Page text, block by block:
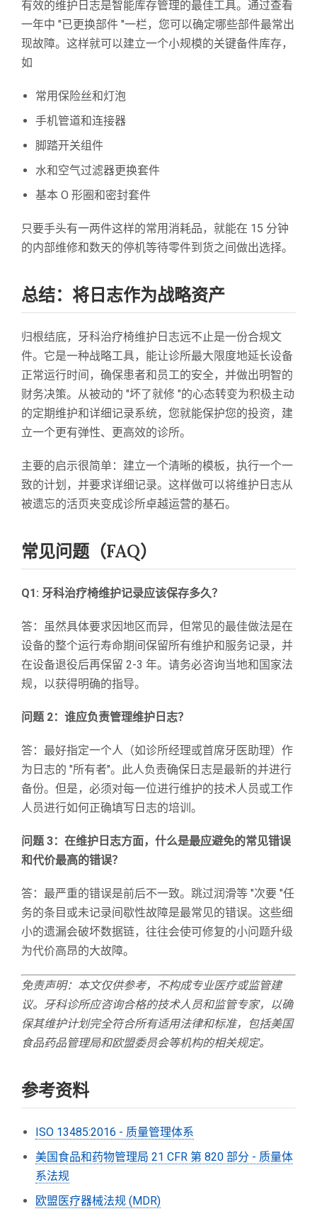
有效的维护日志是智能库存管理的最佳工具。通过查看
一年中 "已更换部件 "一栏，您可以确定哪些部件最常出
现故障。这样就可以建立一个小规模的关键备件库存，
如
常用保险丝和灯泡
手机管道和连接器
脚踏开关组件
水和空气过滤器更换套件
基本 O 形圈和密封套件
只要手头有一两件这样的常用消耗品，就能在 15 分钟
的内部维修和数天的停机等待零件到货之间做出选择。
总结：将日志作为战略资产
归根结底，牙科治疗椅维护日志远不止是一份合规文
件。它是一种战略工具，能让诊所最大限度地延长设备
正常运行时间，确保患者和员工的安全，并做出明智的
财务决策。从被动的 "坏了就修 "的心态转变为积极主动
的定期维护和详细记录系统，您就能保护您的投资，建
立一个更有弹性、更高效的诊所。
主要的启示很简单：建立一个清晰的模板，执行一个一
致的计划，并要求详细记录。这样做可以将维护日志从
被遗忘的活页夹变成诊所卓越运营的基石。
常见问题（FAQ）
Q1: 牙科治疗椅维护记录应该保存多久？
答：虽然具体要求因地区而异，但常见的最佳做法是在
设备的整个运行寿命期间保留所有维护和服务记录，并
在设备退役后再保留 2-3 年。请务必咨询当地和国家法
规，以获得明确的指导。
问题 2：谁应负责管理维护日志？
答：最好指定一个人（如诊所经理或首席牙医助理）作
为日志的 "所有者"。此人负责确保日志是最新的并进行
备份。但是，必须对每一位进行维护的技术人员或工作
人员进行如何正确填写日志的培训。
问题 3：在维护日志方面，什么是最应避免的常见错误
和代价最高的错误？
答：最严重的错误是前后不一致。跳过润滑等 "次要 "任
务的条目或未记录间歇性故障是最常见的错误。这些细
小的遗漏会破坏数据链，往往会使可修复的小问题升级
为代价高昂的大故障。
免责声明：本文仅供参考，不构成专业医疗或监管建
议。牙科诊所应咨询合格的技术人员和监管专家，以确
保其维护计划完全符合所有适用法律和标准，包括美国
食品药品管理局和欧盟委员会等机构的相关规定。
参考资料
ISO 13485:2016 - 质量管理体系
美国食品和药物管理局 21 CFR 第 820 部分 - 质量体
系法规
欧盟医疗器械法规 (MDR)